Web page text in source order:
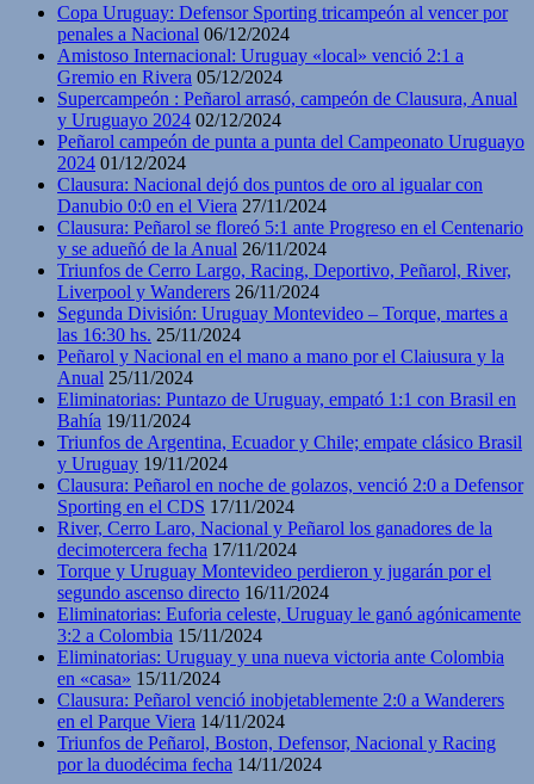
Copa Uruguay: Defensor Sporting tricampeón al vencer por
penales a Nacional 06/12/2024
Amistoso Internacional: Uruguay «local» venció 2:1 a
Gremio en Rivera 05/12/2024
Supercampeón : Peñarol arrasó, campeón de Clausura, Anual
y Uruguayo 2024 02/12/2024
Peñarol campeón de punta a punta del Campeonato Uruguayo
2024 01/12/2024
Clausura: Nacional dejó dos puntos de oro al igualar con
Danubio 0:0 en el Viera 27/11/2024
Clausura: Peñarol se floreó 5:1 ante Progreso en el Centenario
y se adueñó de la Anual 26/11/2024
Triunfos de Cerro Largo, Racing, Deportivo, Peñarol, River,
Liverpool y Wanderers 26/11/2024
Segunda División: Uruguay Montevideo – Torque, martes a
las 16:30 hs. 25/11/2024
Peñarol y Nacional en el mano a mano por el Claiusura y la
Anual 25/11/2024
Eliminatorias: Puntazo de Uruguay, empató 1:1 con Brasil en
Bahía 19/11/2024
Triunfos de Argentina, Ecuador y Chile; empate clásico Brasil
y Uruguay 19/11/2024
Clausura: Peñarol en noche de golazos, venció 2:0 a Defensor
Sporting en el CDS 17/11/2024
River, Cerro Laro, Nacional y Peñarol los ganadores de la
decimotercera fecha 17/11/2024
Torque y Uruguay Montevideo perdieron y jugarán por el
segundo ascenso directo 16/11/2024
Eliminatorias: Euforia celeste, Uruguay le ganó agónicamente
3:2 a Colombia 15/11/2024
Eliminatorias: Uruguay y una nueva victoria ante Colombia
en «casa» 15/11/2024
Clausura: Peñarol venció inobjetablemente 2:0 a Wanderers
en el Parque Viera 14/11/2024
Triunfos de Peñarol, Boston, Defensor, Nacional y Racing
por la duodécima fecha 14/11/2024